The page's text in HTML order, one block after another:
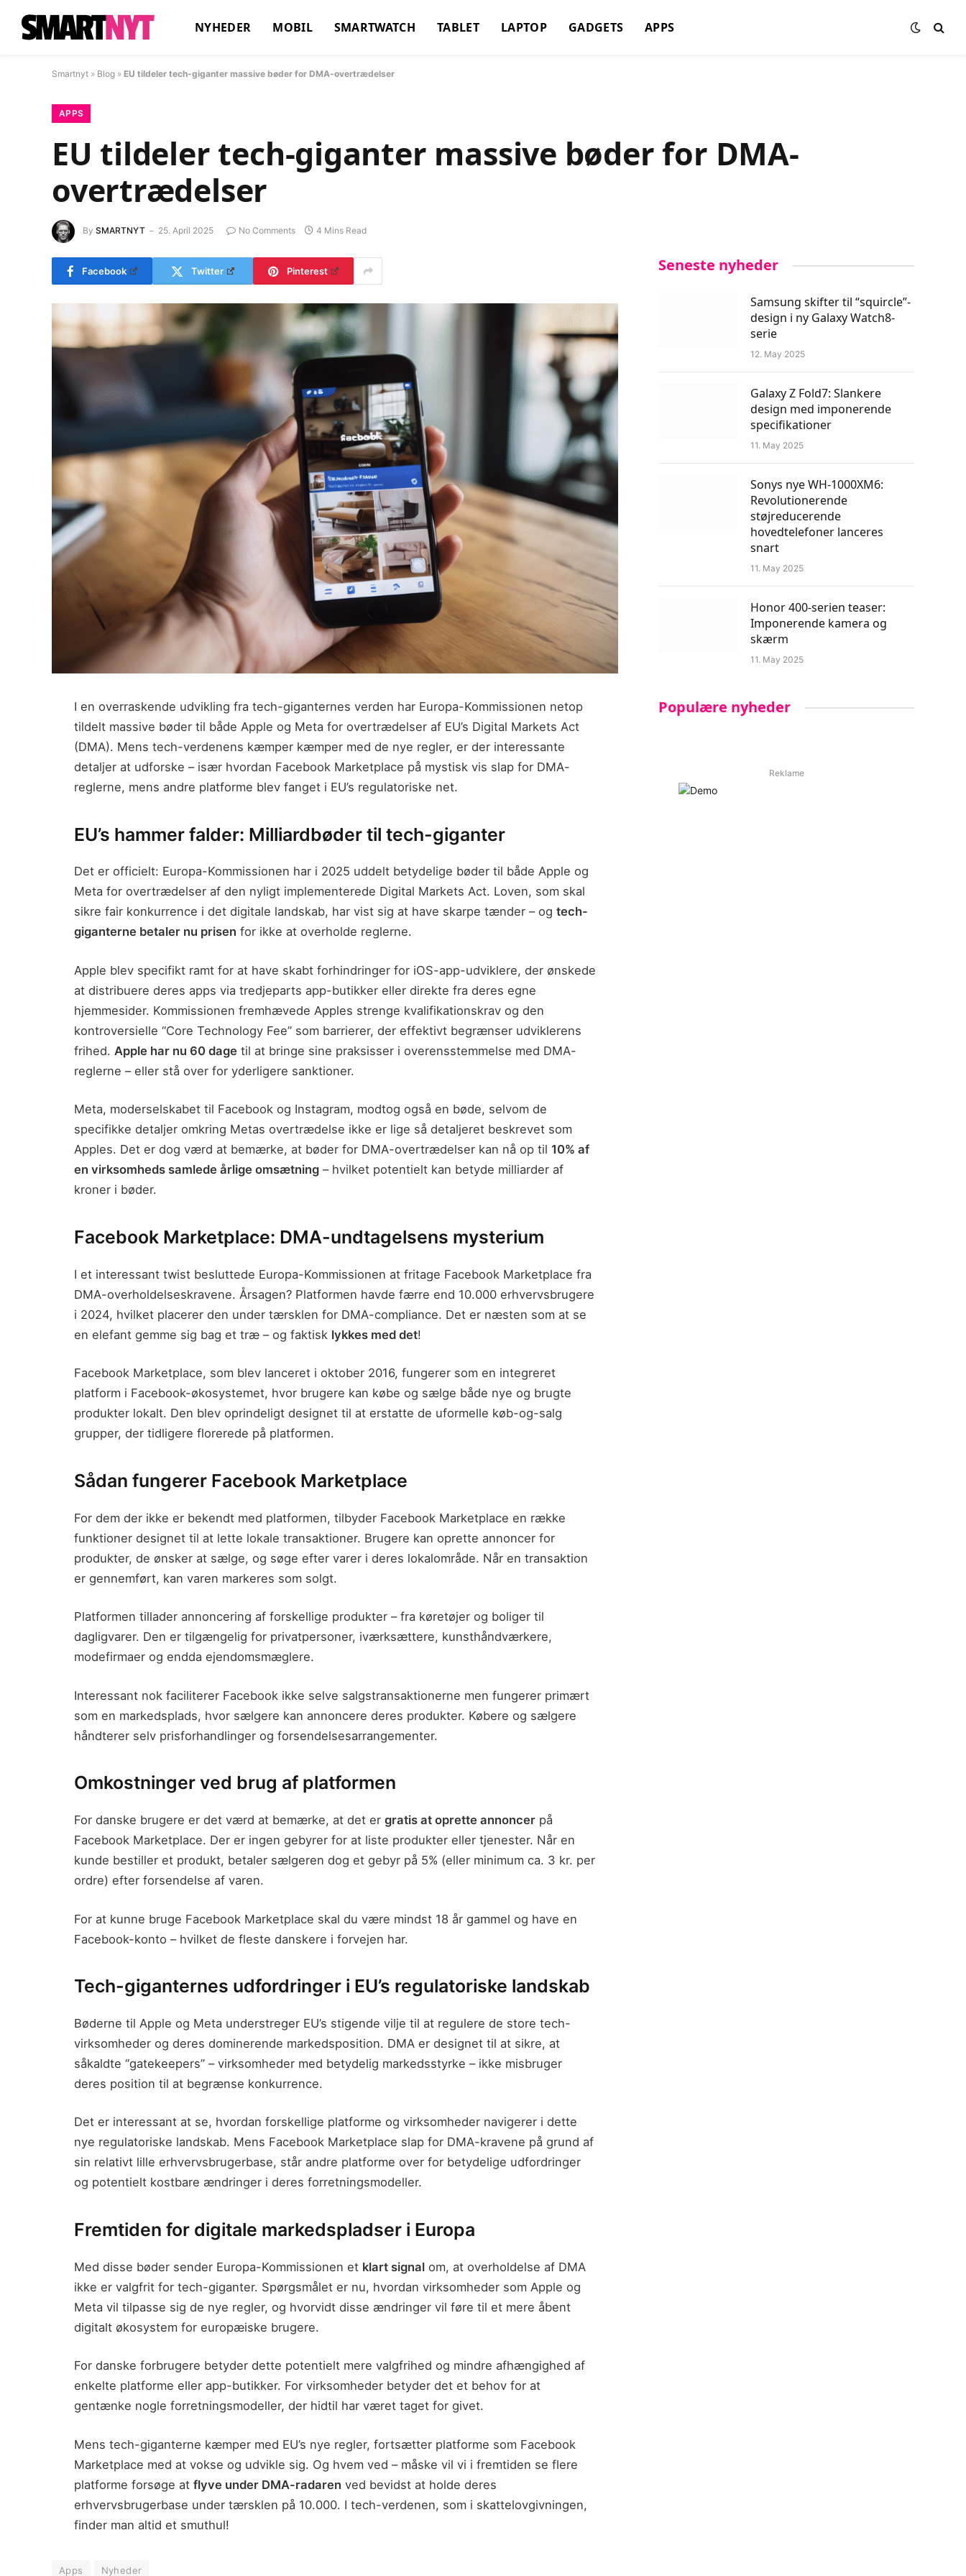
NYHEDER MOBIL SMARTWATCH TABLET LAPTOP GADGETS APPS
Smartnyt » Blog » EU tildeler tech-giganter massive bøder for DMA-overtrædelser
APPS
EU tildeler tech-giganter massive bøder for DMA-
overtrædelser
By SMARTNYT 25. April 2025 No Comments 4 Mins Read
Facebook Twitter Pinterest
I en overraskende udvikling fra tech-giganternes verden har Europa-Kommissionen netop
tildelt massive bøder til både Apple og Meta for overtrædelser af EU’s Digital Markets Act
(DMA). Mens tech-verdenens kæmper kæmper med de nye regler, er der interessante
detaljer at udforske – især hvordan Facebook Marketplace på mystisk vis slap for DMA-
reglerne, mens andre platforme blev fanget i EU’s regulatoriske net.
EU’s hammer falder: Milliardbøder til tech-giganter
Det er officielt: Europa-Kommissionen har i 2025 uddelt betydelige bøder til både Apple og
Meta for overtrædelser af den nyligt implementerede Digital Markets Act. Loven, som skal
sikre fair konkurrence i det digitale landskab, har vist sig at have skarpe tænder – og tech-
giganterne betaler nu prisen for ikke at overholde reglerne.
Apple blev specifikt ramt for at have skabt forhindringer for iOS-app-udviklere, der ønskede
at distribuere deres apps via tredjeparts app-butikker eller direkte fra deres egne
hjemmesider. Kommissionen fremhævede Apples strenge kvalifikationskrav og den
kontroversielle “Core Technology Fee” som barrierer, der effektivt begrænser udviklerens
frihed. Apple har nu 60 dage til at bringe sine praksisser i overensstemmelse med DMA-
reglerne – eller stå over for yderligere sanktioner.
Meta, moderselskabet til Facebook og Instagram, modtog også en bøde, selvom de
specifikke detaljer omkring Metas overtrædelse ikke er lige så detaljeret beskrevet som
Apples. Det er dog værd at bemærke, at bøder for DMA-overtrædelser kan nå op til 10% af
en virksomheds samlede årlige omsætning – hvilket potentielt kan betyde milliarder af
kroner i bøder.
Facebook Marketplace: DMA-undtagelsens mysterium
I et interessant twist besluttede Europa-Kommissionen at fritage Facebook Marketplace fra
DMA-overholdelseskravene. Årsagen? Platformen havde færre end 10.000 erhvervsbrugere
i 2024, hvilket placerer den under tærsklen for DMA-compliance. Det er næsten som at se
en elefant gemme sig bag et træ – og faktisk lykkes med det!
Facebook Marketplace, som blev lanceret i oktober 2016, fungerer som en integreret
platform i Facebook-økosystemet, hvor brugere kan købe og sælge både nye og brugte
produkter lokalt. Den blev oprindeligt designet til at erstatte de uformelle køb-og-salg
grupper, der tidligere florerede på platformen.
Sådan fungerer Facebook Marketplace
For dem der ikke er bekendt med platformen, tilbyder Facebook Marketplace en række
funktioner designet til at lette lokale transaktioner. Brugere kan oprette annoncer for
produkter, de ønsker at sælge, og søge efter varer i deres lokalområde. Når en transaktion
er gennemført, kan varen markeres som solgt.
Platformen tillader annoncering af forskellige produkter – fra køretøjer og boliger til
dagligvarer. Den er tilgængelig for privatpersoner, iværksættere, kunsthåndværkere,
modefirmaer og endda ejendomsmæglere.
Interessant nok faciliterer Facebook ikke selve salgstransaktionerne men fungerer primært
som en markedsplads, hvor sælgere kan annoncere deres produkter. Købere og sælgere
håndterer selv prisforhandlinger og forsendelsesarrangementer.
Omkostninger ved brug af platformen
For danske brugere er det værd at bemærke, at det er gratis at oprette annoncer på
Facebook Marketplace. Der er ingen gebyrer for at liste produkter eller tjenester. Når en
kunde bestiller et produkt, betaler sælgeren dog et gebyr på 5% (eller minimum ca. 3 kr. per
ordre) efter forsendelse af varen.
For at kunne bruge Facebook Marketplace skal du være mindst 18 år gammel og have en
Facebook-konto – hvilket de fleste danskere i forvejen har.
Tech-giganternes udfordringer i EU’s regulatoriske landskab
Bøderne til Apple og Meta understreger EU’s stigende vilje til at regulere de store tech-
virksomheder og deres dominerende markedsposition. DMA er designet til at sikre, at
såkaldte “gatekeepers” – virksomheder med betydelig markedsstyrke – ikke misbruger
deres position til at begrænse konkurrence.
Det er interessant at se, hvordan forskellige platforme og virksomheder navigerer i dette
nye regulatoriske landskab. Mens Facebook Marketplace slap for DMA-kravene på grund af
sin relativt lille erhvervsbrugerbase, står andre platforme over for betydelige udfordringer
og potentielt kostbare ændringer i deres forretningsmodeller.
Fremtiden for digitale markedspladser i Europa
Med disse bøder sender Europa-Kommissionen et klart signal om, at overholdelse af DMA
ikke er valgfrit for tech-giganter. Spørgsmålet er nu, hvordan virksomheder som Apple og
Meta vil tilpasse sig de nye regler, og hvorvidt disse ændringer vil føre til et mere åbent
digitalt økosystem for europæiske brugere.
For danske forbrugere betyder dette potentielt mere valgfrihed og mindre afhængighed af
enkelte platforme eller app-butikker. For virksomheder betyder det et behov for at
gentænke nogle forretningsmodeller, der hidtil har været taget for givet.
Mens tech-giganterne kæmper med EU’s nye regler, fortsætter platforme som Facebook
Marketplace med at vokse og udvikle sig. Og hvem ved – måske vil vi i fremtiden se flere
platforme forsøge at flyve under DMA-radaren ved bevidst at holde deres
erhvervsbrugerbase under tærsklen på 10.000. I tech-verdenen, som i skattelovgivningen,
finder man altid et smuthul!
Apps Nyheder
Seneste nyheder
Samsung skifter til “squircle”-
design i ny Galaxy Watch8-
serie
12. May 2025
Galaxy Z Fold7: Slankere
design med imponerende
specifikationer
11. May 2025
Sonys nye WH-1000XM6:
Revolutionerende
støjreducerende
hovedtelefoner lanceres
snart
11. May 2025
Honor 400-serien teaser:
Imponerende kamera og
skærm
11. May 2025
Populære nyheder
Reklame